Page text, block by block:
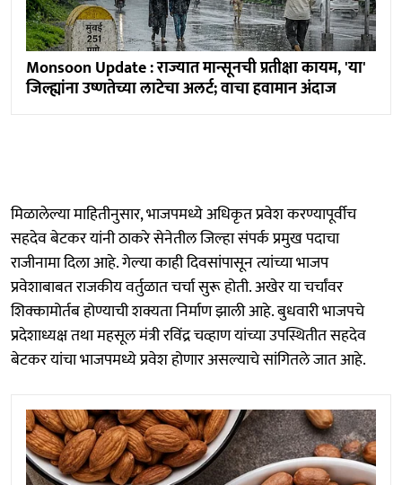
Monsoon Update : राज्यात मान्सूनची प्रतीक्षा कायम, 'या'
जिल्ह्यांना उष्णतेच्या लाटेचा अलर्ट; वाचा हवामान अंदाज
मिळालेल्या माहितीनुसार, भाजपमध्ये अधिकृत प्रवेश करण्यापूर्वीच
सहदेव बेटकर यांनी ठाकरे सेनेतील जिल्हा संपर्क प्रमुख पदाचा
राजीनामा दिला आहे. गेल्या काही दिवसांपासून त्यांच्या भाजप
प्रवेशाबाबत राजकीय वर्तुळात चर्चा सुरू होती. अखेर या चर्चांवर
शिक्कामोर्तब होण्याची शक्यता निर्माण झाली आहे. बुधवारी भाजपचे
प्रदेशाध्यक्ष तथा महसूल मंत्री रविंद्र चव्हाण यांच्या उपस्थितीत सहदेव
बेटकर यांचा भाजपमध्ये प्रवेश होणार असल्याचे सांगितले जात आहे.